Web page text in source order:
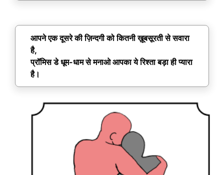
आपने एक दूसरे की ज़िन्दगी को कितनी ख़ूबसूरती से सवारा
है,
प्रॉमिस डे धूम-धाम से मनाओ आपका ये रिश्ता बड़ा ही प्यारा
है।